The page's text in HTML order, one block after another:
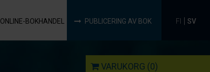
FI | SV
ONLINE-BOKHANDEL PUBLICERING AV BOK
VARUKORG (0)